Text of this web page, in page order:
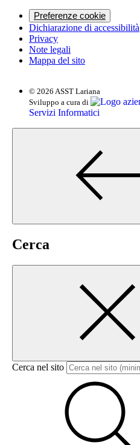
Preferenze cookie
Dichiarazione di accessibilità
Privacy
Note legali
Mappa del sito
© 2026 ASST Lariana
Sviluppo a cura di
Servizi Informatici
Cerca
Cerca nel sito